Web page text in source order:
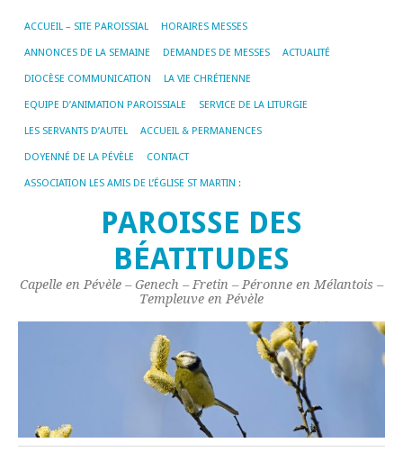
ACCUEIL – SITE PAROISSIAL HORAIRES MESSES
ANNONCES DE LA SEMAINE DEMANDES DE MESSES ACTUALITÉ
DIOCÈSE COMMUNICATION LA VIE CHRÉTIENNE
EQUIPE D’ANIMATION PAROISSIALE SERVICE DE LA LITURGIE
LES SERVANTS D’AUTEL ACCUEIL & PERMANENCES
DOYENNÉ DE LA PÉVÈLE CONTACT
ASSOCIATION LES AMIS DE L’ÉGLISE ST MARTIN :
PAROISSE DES
BÉATITUDES
Capelle en Pévèle – Genech – Fretin – Péronne en Mélantois –
Templeuve en Pévèle